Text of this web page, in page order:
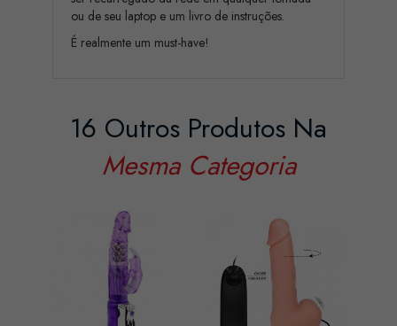
ou de seu laptop e um livro de instruções.
É realmente um must-have!
16 Outros Produtos Na
Mesma Categoria